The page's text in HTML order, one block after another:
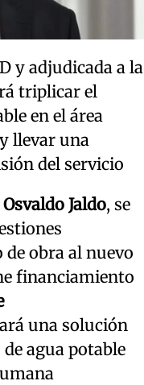
y adjudicada a la
triplicar el
en el área
llevar una
del servicio
Osvaldo Jaldo, se
obra al nuevo
financiamiento
una solución
agua potable